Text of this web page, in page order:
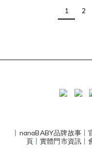
1 2
丨 nanaBABY品牌故事丨
頁丨 實體門市資訊 丨